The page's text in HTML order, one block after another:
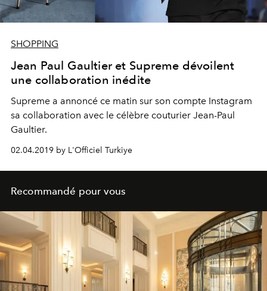
SHOPPING
Jean Paul Gaultier et Supreme dévoilent
une collaboration inédite
Supreme a annoncé ce matin sur son compte Instagram
sa collaboration avec le célèbre couturier Jean-Paul
Gaultier.
02.04.2019 by L'Officiel Turkiye
Recommandé pour vous